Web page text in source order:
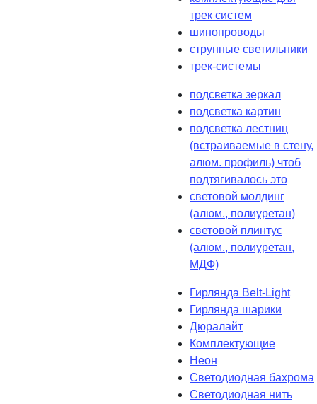
трек систем
шинопроводы
струнные светильники
трек-системы
подсветка зеркал
подсветка картин
подсветка лестниц
(встраиваемые в стену,
алюм. профиль) чтоб
подтягивалось это
световой молдинг
(алюм., полиуретан)
световой плинтус
(алюм., полиуретан,
МДФ)
Гирлянда Belt-Light
Гирлянда шарики
Дюралайт
Комплектующие
Неон
Светодиодная бахрома
Светодиодная нить